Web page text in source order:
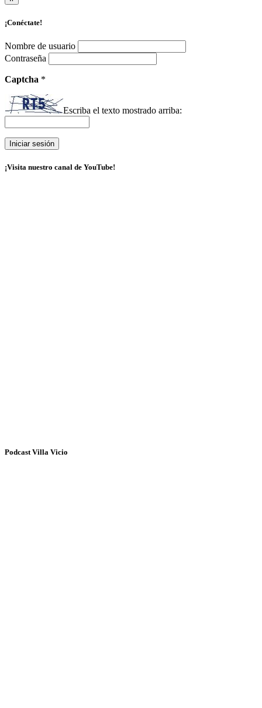
¡Conéctate!
Nombre de usuario
Contraseña
Captcha *
Escriba el texto mostrado arriba:
¡Visita nuestro canal de YouTube!
Podcast Villa Vicio